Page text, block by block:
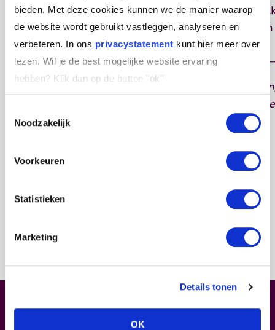
bieden. Met deze cookies kunnen we de manier waarop
de website wordt gebruikt vastleggen, analyseren en
verbeteren. In ons privacystatement kunt hier meer over
lezen. Wil je de best mogelijke website ervaring
hebben? Klik dan op de button "ok''
Noodzakelijk
Voorkeuren
Statistieken
Marketing
Details tonen
OK
worden bezocht en bovendien slaat de balans
een deelnemer zelf kiest of en wanneer de
Heb je in het verleden een KIM-
BOB, PIP, Cirkel van 8? Hoe zat het ook alweer
Leiderschap.Begint bij jou